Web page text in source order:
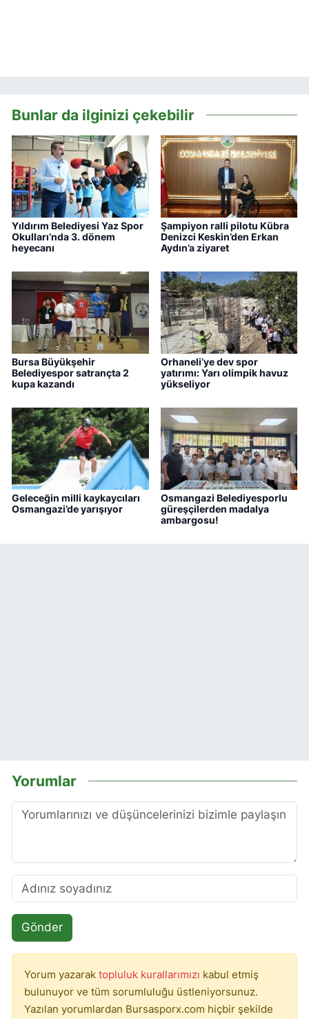
Bunlar da ilginizi çekebilir
Yıldırım Belediyesi Yaz Spor
Okulları’nda 3. dönem
heyecanı
Şampiyon ralli pilotu Kübra
Denizci Keskin’den Erkan
Aydın’a ziyaret
Bursa Büyükşehir
Belediyespor satrançta 2
kupa kazandı
Orhaneli’ye dev spor
yatırımı: Yarı olimpik havuz
yükseliyor
Geleceğin milli kaykaycıları
Osmangazi’de yarışıyor
Osmangazi Belediyesporlu
güreşçilerden madalya
ambargosu!
Yorumlar
Gönder
Yorum yazarak topluluk kurallarımızı kabul etmiş
bulunuyor ve tüm sorumluluğu üstleniyorsunuz.
Yazılan yorumlardan Bursasporx.com hiçbir şekilde